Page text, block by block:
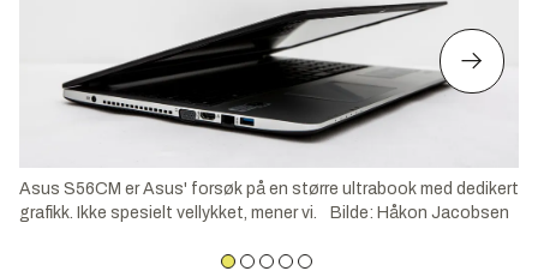
Asus S56CM er Asus' forsøk på en større ultrabook med dedikert
grafikk. Ikke spesielt vellykket, mener vi.
Bilde: Håkon Jacobsen